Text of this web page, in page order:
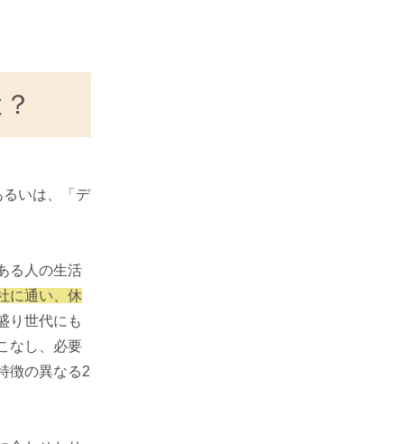
いは、「デ
る人の生活
に通い、休
り世代にも
なし、必要
徴の異なる2